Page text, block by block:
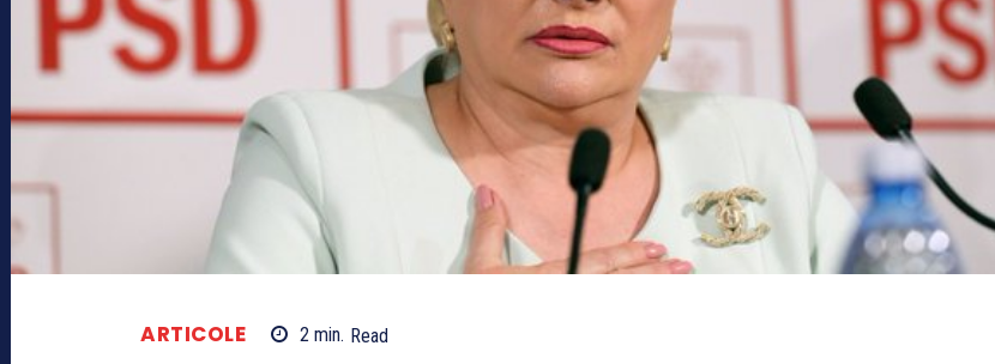
ARTICOLE 2 min. Read